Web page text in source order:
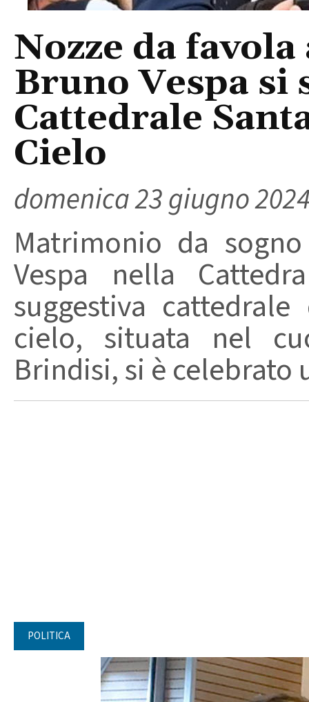
Nozze da
Bruno Vespa si
Cattedrale
Cielo
domenica 23 giugno
Matrimonio da
Vespa nella
suggestiva
cielo, situata nel
Brindisi, si è
POLITICA